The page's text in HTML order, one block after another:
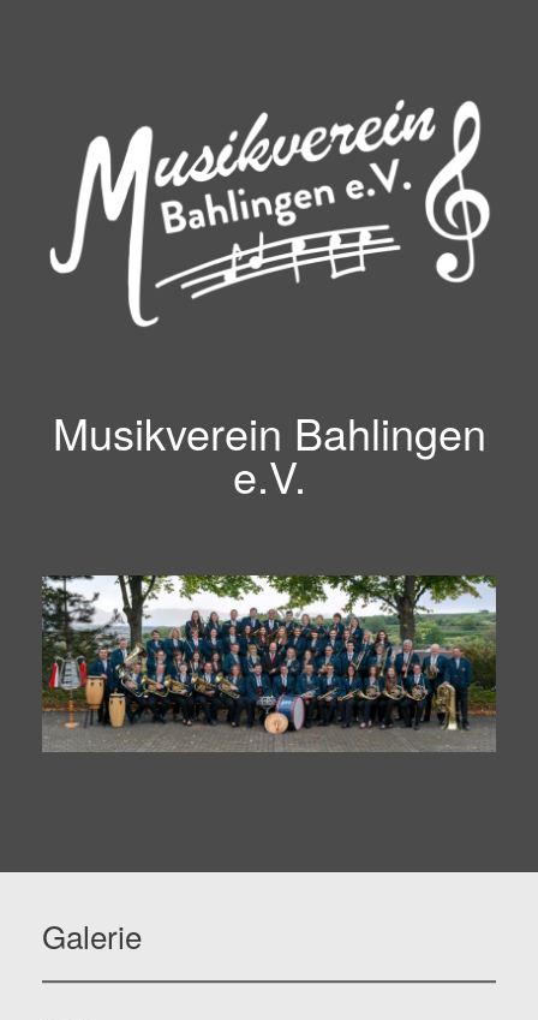
Musikverein Bahlingen
e.V.
Galerie